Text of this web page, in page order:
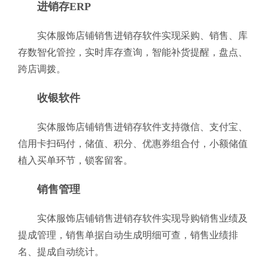
进销存ERP
实体服饰店铺销售进销存软件实现采购、销售、库
存数智化管控，实时库存查询，智能补货提醒，盘点、
跨店调拨。
收银软件
实体服饰店铺销售进销存软件支持微信、支付宝、
信用卡扫码付，储值、积分、优惠券组合付，小额储值
植入买单环节，锁客留客。
销售管理
实体服饰店铺销售进销存软件实现导购销售业绩及
提成管理，销售单据自动生成明细可查，销售业绩排
名、提成自动统计。